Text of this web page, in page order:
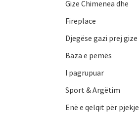
Gize Chimenea dhe
Fireplace
Djegëse gazi prej gize
Baza e pemës
I pagrupuar
Sport & Argëtim
Enë e qelqit për pjekje